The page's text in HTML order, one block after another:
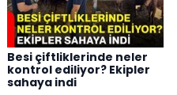
Besi çiftliklerinde neler
kontrol ediliyor? Ekipler
sahaya indi